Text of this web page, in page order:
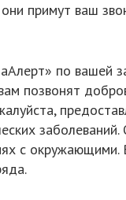
примут ваш
по вашей
позвонят
с